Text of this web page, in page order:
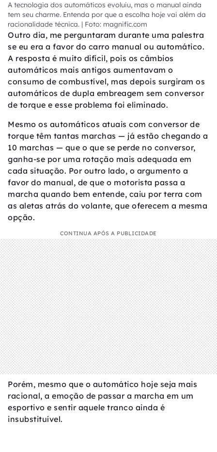
A tecnologia dos automáticos evoluiu, mas o manual ainda
tem seu charme. Entenda por que a escolha hoje vai além da
racionalidade técnica. | Foto: magnific.com
Outro dia, me perguntaram durante uma palestra
se eu era a favor do carro manual ou automático.
A resposta é muito difícil, pois os câmbios
automáticos mais antigos aumentavam o
consumo de combustível, mas depois surgiram os
automáticos de dupla embreagem sem conversor
de torque e esse problema foi eliminado.
Mesmo os automáticos atuais com conversor de
torque têm tantas marchas — já estão chegando a
10 marchas — que o que se perde no conversor,
ganha-se por uma rotação mais adequada em
cada situação. Por outro lado, o argumento a
favor do manual, de que o motorista passa a
marcha quando bem entende, caiu por terra com
as aletas atrás do volante, que oferecem a mesma
opção.
CONTINUA APÓS A PUBLICIDADE
Porém, mesmo que o automático hoje seja mais
racional, a emoção de passar a marcha em um
esportivo e sentir aquele tranco ainda é
insubstituível.